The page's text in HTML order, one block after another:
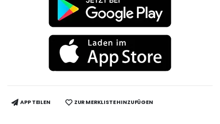
APP TEILEN ZUR MERKLISTE HINZUFÜGEN